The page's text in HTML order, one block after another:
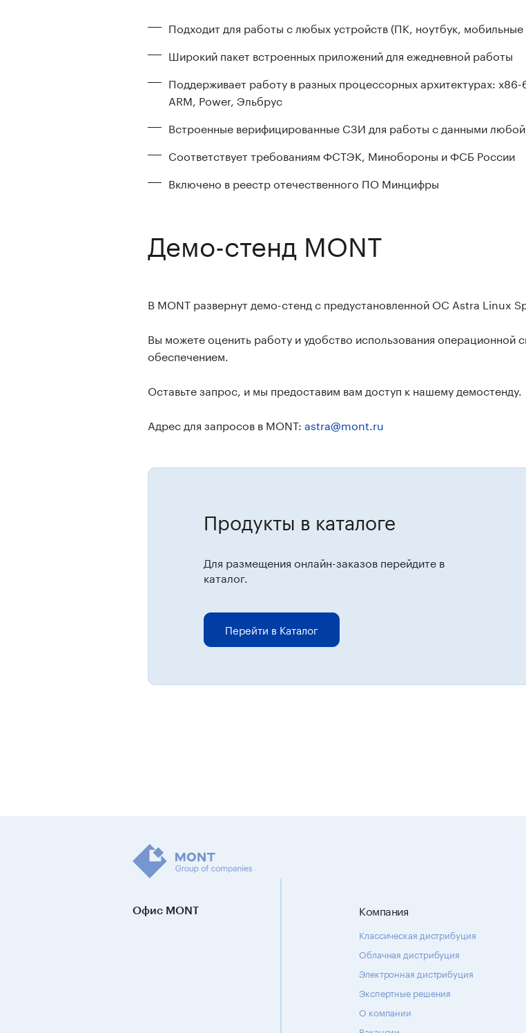
Подходит для работы с любых устройств (ПК, ноутбук, мобильные
Широкий пакет встроенных приложений для ежедневной работы
Поддерживает работу в разных процессорных архитектурах:
ARM, Power, Эльбрус
Встроенные верифицированные СЗИ для работы с данными
Соответствует требованиям ФСТЭК, Минобороны и ФСБ России
Включено в реестр отечественного ПО Минцифры
Демо-стенд MONT
В MONT развернут демо-стенд с предустановленной ОС Astra Linux
Вы можете оценить работу и удобство использования
обеспечением.
Оставьте запрос, и мы предоставим вам доступ к нашему демостенду.
Адрес для запросов в MONT: astra@mont.ru
Продукты в каталоге
Для размещения онлайн-заказов перейдите в
каталог.
Перейти в Каталог
Офис MONT Компания
Классическая дистрибуция
Облачная дистрибуция
Электронная дистрибуция
Экспертные решения
О компании